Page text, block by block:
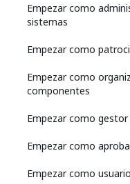
Empezar como
sistemas
Empezar como
Empezar como
componentes
Empezar como
Empezar como
Empezar como